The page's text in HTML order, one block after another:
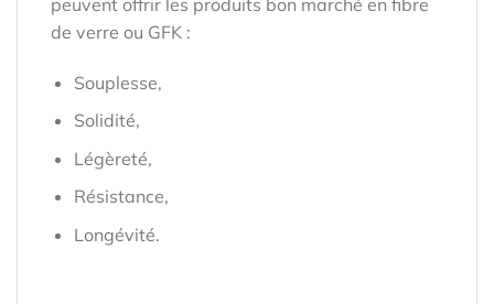
de verre ou GFK :
Souplesse,
Solidité,
Légèreté,
Résistance,
Longévité.